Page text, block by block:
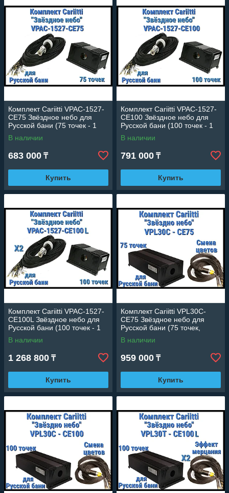
Комплект Cariitti VPAC-1527-
CE75 Звёздное небо для
Русской бани (75 точек - 1
мм,)
В наличии
683 000 ₸
Купить
Комплект Cariitti VPAC-1527-
CE100 Звёздное небо для
Русской бани (100 точек - 1
мм,)
В наличии
791 000 ₸
Купить
Комплект Cariitti VPAC-1527-
CE100L Звёздное небо для
Русской бани (100 точек - 1
мм,)
В наличии
1 268 800 ₸
Купить
Комплект Cariitti VPL30C-
CE75 Звёздное небо для
Русской бани (75 точек,
эффект смены цветов)
В наличии
959 000 ₸
Купить